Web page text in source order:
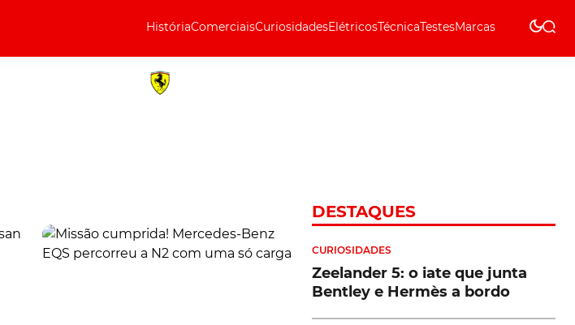
HistóriaComerciaisCuriosidadesElétricosTécnicaTestesMarcas
Elétricos
DESTAQUES
CURIOSIDADES
Zeelander 5: o iate que junta
Bentley e Hermès a bordo